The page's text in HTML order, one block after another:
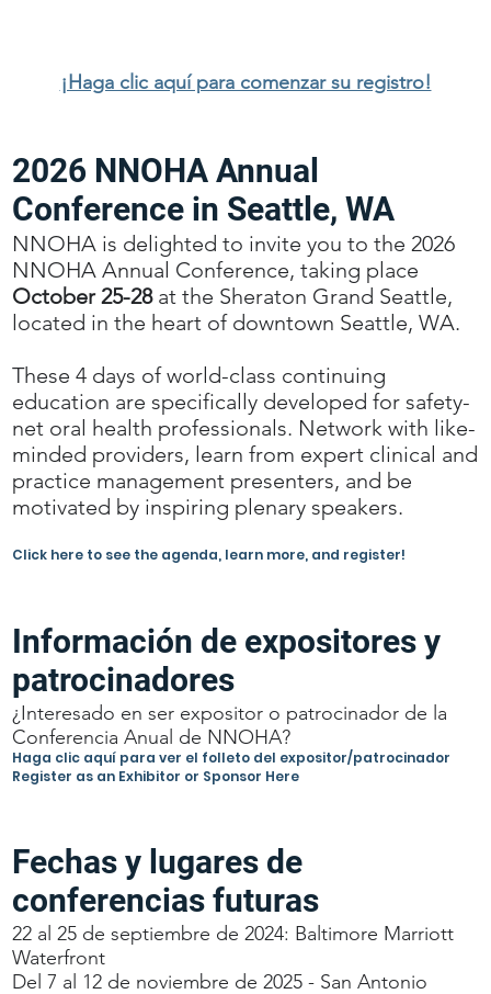
¡Haga clic aquí para comenzar su registro!
2026 NNOHA Annual
Conference in Seattle, WA
NNOHA is delighted to invite you to the 2026
NNOHA Annual Conference, taking place
October 25-28at the Sheraton Grand Seattle,
located in the heart of downtown Seattle, WA.
These 4 days of world-class continuing
education are specifically developed for safety-
net oral health professionals. Network with like-
minded providers, learn from expert clinical and
practice management presenters, and be
motivated by inspiring plenary speakers.
Click here to see the agenda, learn more, and register!
Información de expositores y
patrocinadores
¿Interesado en ser expositor o patrocinador de la
Conferencia Anual de NNOHA?
Haga clic aquí para ver el folleto del expositor/patrocinador
Register as an Exhibitor or Sponsor Here
Fechas y lugares de
conferencias futuras
22 al 25 de septiembre de 2024: Baltimore Marriott
Waterfront
Del 7 al 12 de noviembre de 2025 - San Antonio